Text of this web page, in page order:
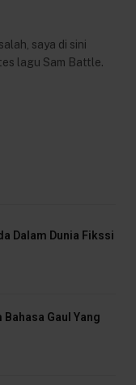
saya di sini
lagu Sam Battle.
Dalam Dunia Fikssi
Gaul Yang